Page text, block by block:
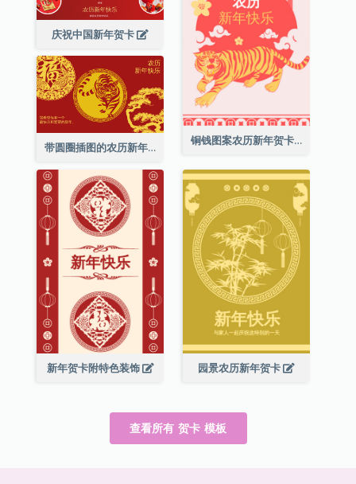
庆祝中国新年贺卡
铜钱图案农历新年贺卡
带圆圈插图的农历新年快乐贺卡
新年贺卡附特色装饰 园景农历新年贺卡
查看所有 贺卡 模板